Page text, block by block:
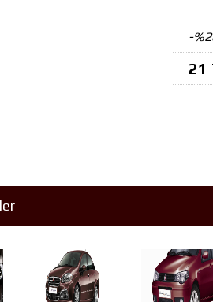
-
21